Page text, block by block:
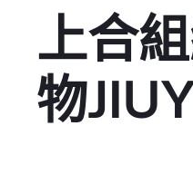
上合
物